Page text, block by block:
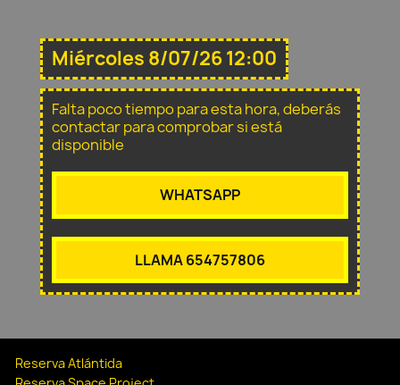
Miércoles 8/07/26 12:00
Falta poco tiempo para esta hora, deberás
contactar para comprobar si está
disponible
WHATSAPP
LLAMA 654757806
Reserva Atlántida